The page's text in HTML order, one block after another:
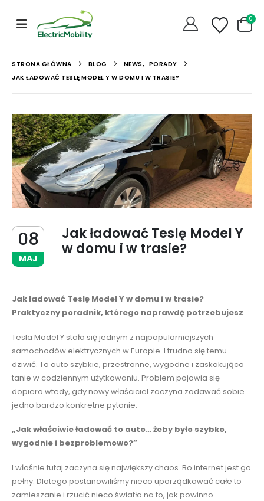
0
STRONA GŁÓWNA BLOG NEWS, PORADY
JAK ŁADOWAĆ TESLĘ MODEL Y W DOMU I W TRASIE?
08
MAJ
Jak ładować Teslę Model Y
w domu i w trasie?
Jak ładować Teslę Model Y w domu i w trasie?
Praktyczny poradnik, którego naprawdę potrzebujesz
Tesla Model Y stała się jednym z najpopularniejszych
samochodów elektrycznych w Europie. I trudno się temu
dziwić. To auto szybkie, przestronne, wygodne i zaskakująco
tanie w codziennym użytkowaniu. Problem pojawia się
dopiero wtedy, gdy nowy właściciel zaczyna zadawać sobie
jedno bardzo konkretne pytanie:
„Jak właściwie ładować to auto… żeby było szybko,
wygodnie i bezproblemowo?”
I właśnie tutaj zaczyna się największy chaos. Bo internet jest go
pełny. Dlatego postanowiliśmy nieco uporządkować całe to
zamieszanie i rzucić nieco światła na to, jak powinno